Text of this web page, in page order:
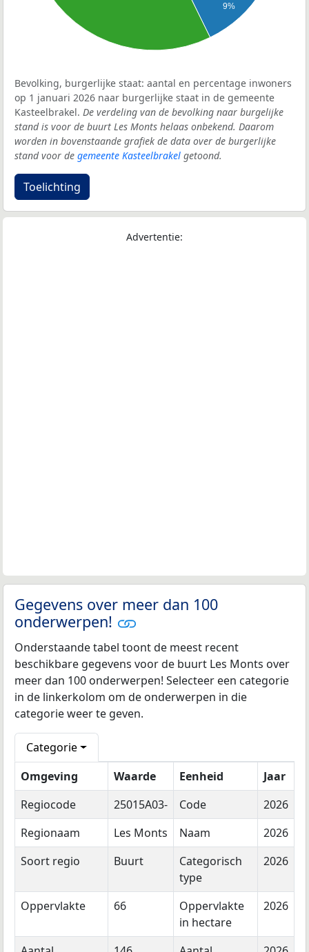
9%
Bevolking, burgerlijke staat: aantal en percentage inwoners
op 1 januari 2026 naar burgerlijke staat in de gemeente
Kasteelbrakel. De verdeling van de bevolking naar burgelijke
stand is voor de buurt Les Monts helaas onbekend. Daarom
worden in bovenstaande grafiek de data over de burgerlijke
stand voor de gemeente Kasteelbrakel getoond.
Toelichting
Advertentie:
Gegevens over meer dan 100
onderwerpen!
Onderstaande tabel toont de meest recent
beschikbare gegevens voor de buurt Les Monts over
meer dan 100 onderwerpen! Selecteer een categorie
in de linkerkolom om de onderwerpen in die
categorie weer te geven.
Categorie
Omgeving
Waarde Eenheid
Jaar
Regiocode
25015A03- Code
2026
Regionaam
Les Monts Naam
2026
Soort regio
Buurt
Categorisch
type
2026
Oppervlakte 66
Oppervlakte
in hectare
2026